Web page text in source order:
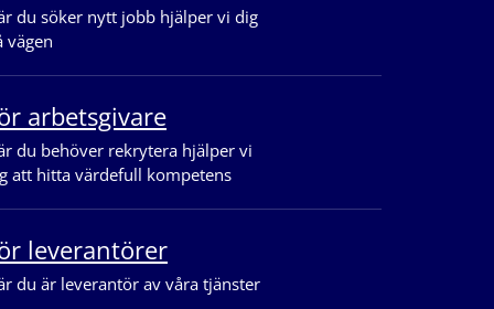
du söker nytt jobb hjälper vi dig
vägen
arbetsgivare
du behöver rekrytera hjälper vi
att hitta värdefull kompetens
leverantörer
du är leverantör av våra tjänster